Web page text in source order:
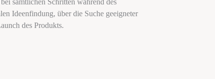
sämtlichen Schritten während des
Ideenfindung, über die Suche geeigneter
des Produkts.